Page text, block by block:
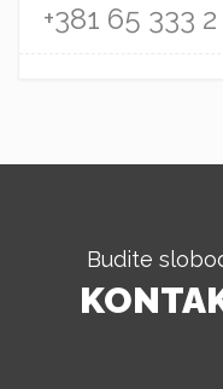
+381 65 333
Budite